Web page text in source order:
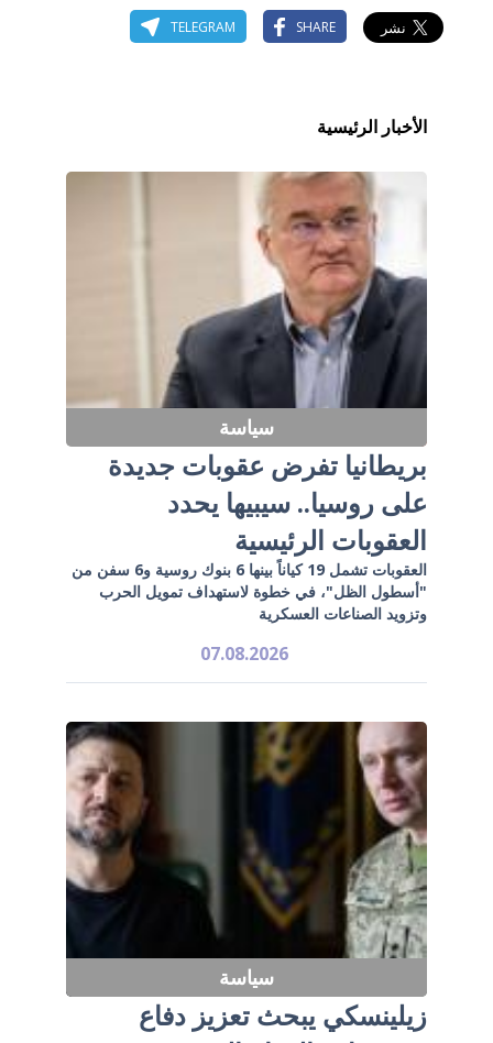
SHARE
TELEGRAM
الأخبار الرئيسية
سياسة
بريطانيا تفرض عقوبات جديدة
على روسيا.. سيبيها يحدد
العقوبات الرئيسية
العقوبات تشمل 19 كياناً بينها 6 بنوك روسية و6 سفن من
"أسطول الظل"، في خطوة لاستهداف تمويل الحرب
وتزويد الصناعات العسكرية
07.08.2026
سياسة
زيلينسكي يبحث تعزيز دفاع